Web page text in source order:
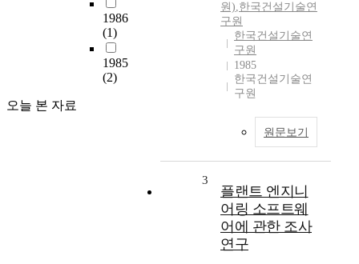
1986
(1)
1985
(2)
오늘 본 자료
원),한국건설기술연
구원
한국건설기술연
구원
1985
한국건설기술연
구원
원문보기
3
플랜트 엔지니
어링 소프트웨
어에 관한 조사
연구